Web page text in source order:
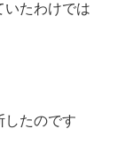
いたわけでは
したのです